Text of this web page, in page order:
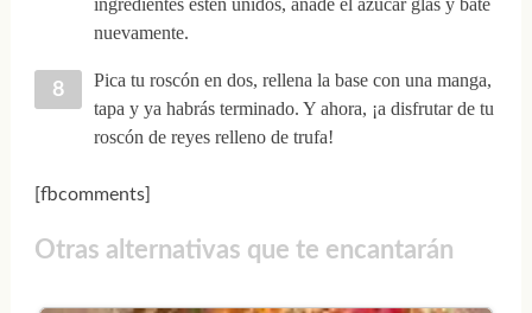
ingredientes estén unidos, añade el azúcar glas y bate
nuevamente.
Pica tu roscón en dos, rellena la base con una manga,
tapa y ya habrás terminado. Y ahora, ¡a disfrutar de tu
roscón de reyes relleno de trufa!
[fbcomments]
Otras alternativas que te encantarán